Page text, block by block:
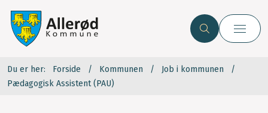
Du er her: Forside Kommunen
Job i kommunen
Pædagogisk Assistent (PAU)